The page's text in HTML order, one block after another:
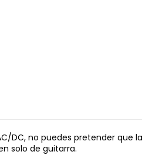
DC, no puedes pretender
solo de guitarra.